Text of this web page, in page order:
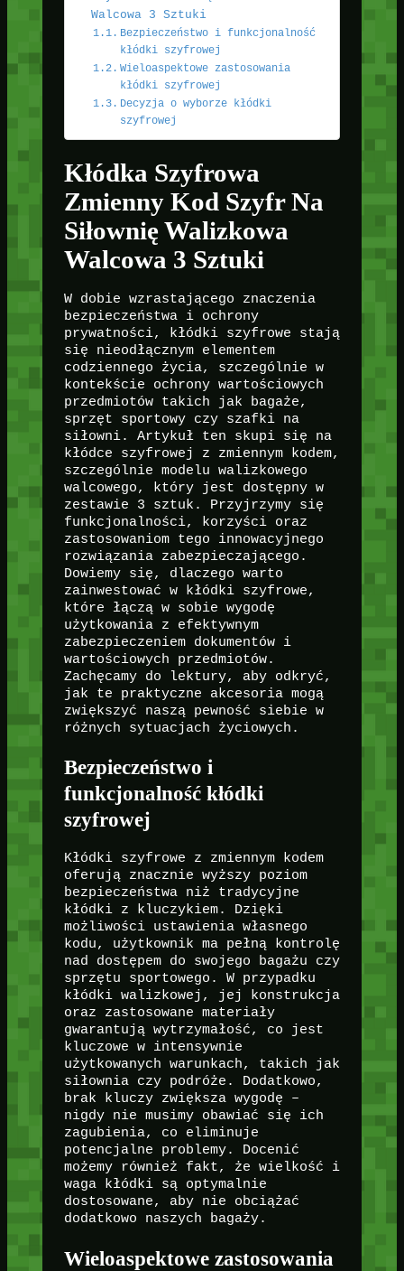
Walcowa 3 Sztuki
Bezpieczeństwo i funkcjonalność
kłódki szyfrowej
Wieloaspektowe zastosowania
kłódki szyfrowej
Decyzja o wyborze kłódki
szyfrowej
Kłódka Szyfrowa
Zmienny Kod Szyfr Na
Siłownię Walizkowa
Walcowa 3 Sztuki
W dobie wzrastającego znaczenia
bezpieczeństwa i ochrony
prywatności, kłódki szyfrowe stają
się nieodłącznym elementem
codziennego życia, szczególnie w
kontekście ochrony wartościowych
przedmiotów takich jak bagaże,
sprzęt sportowy czy szafki na
siłowni. Artykuł ten skupi się na
kłódce szyfrowej z zmiennym kodem,
szczególnie modelu walizkowego
walcowego, który jest dostępny w
zestawie 3 sztuk. Przyjrzymy się
funkcjonalności, korzyści oraz
zastosowaniom tego innowacyjnego
rozwiązania zabezpieczającego.
Dowiemy się, dlaczego warto
zainwestować w kłódki szyfrowe,
które łączą w sobie wygodę
użytkowania z efektywnym
zabezpieczeniem dokumentów i
wartościowych przedmiotów.
Zachęcamy do lektury, aby odkryć,
jak te praktyczne akcesoria mogą
zwiększyć naszą pewność siebie w
różnych sytuacjach życiowych.
Bezpieczeństwo i
funkcjonalność kłódki
szyfrowej
Kłódki szyfrowe z zmiennym kodem
oferują znacznie wyższy poziom
bezpieczeństwa niż tradycyjne
kłódki z kluczykiem. Dzięki
możliwości ustawienia własnego
kodu, użytkownik ma pełną kontrolę
nad dostępem do swojego bagażu czy
sprzętu sportowego. W przypadku
kłódki walizkowej, jej konstrukcja
oraz zastosowane materiały
gwarantują wytrzymałość, co jest
kluczowe w intensywnie
użytkowanych warunkach, takich jak
siłownia czy podróże. Dodatkowo,
brak kluczy zwiększa wygodę –
nigdy nie musimy obawiać się ich
zagubienia, co eliminuje
potencjalne problemy. Docenić
możemy również fakt, że wielkość i
waga kłódki są optymalnie
dostosowane, aby nie obciążać
dodatkowo naszych bagaży.
Wieloaspektowe zastosowania